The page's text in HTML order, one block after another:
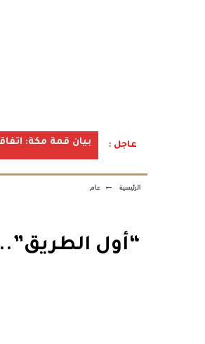
عاجل : بيان قمة مكة:
الرئيسية ← عام
“أول الطريق”.. 10 صفات تؤكد أنك أصبحت شخصًا ناضجًا